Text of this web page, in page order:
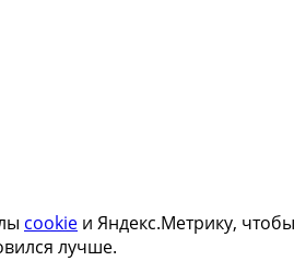
cookie и Яндекс.Метрику, чтобы
лучше.